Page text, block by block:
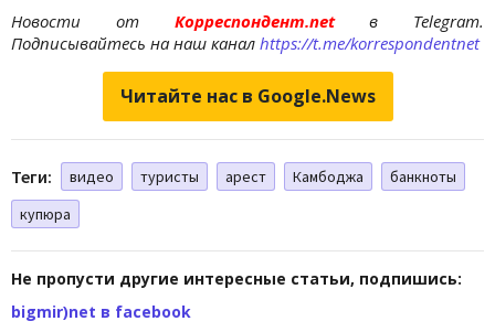
Новости отКорреспондент.netв Telegram.
Подписывайтесь на наш канал https://t.me/korrespondentnet
Читайте нас в Google.News
Теги: видео туристы арест Камбоджа
банкноты
купюра
Не пропусти другие интересные статьи, подпишись:
bigmir)net в facebook